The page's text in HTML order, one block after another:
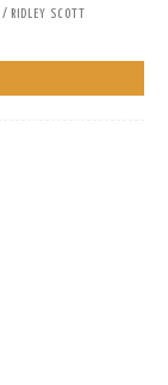
RIDLEY SCOTT